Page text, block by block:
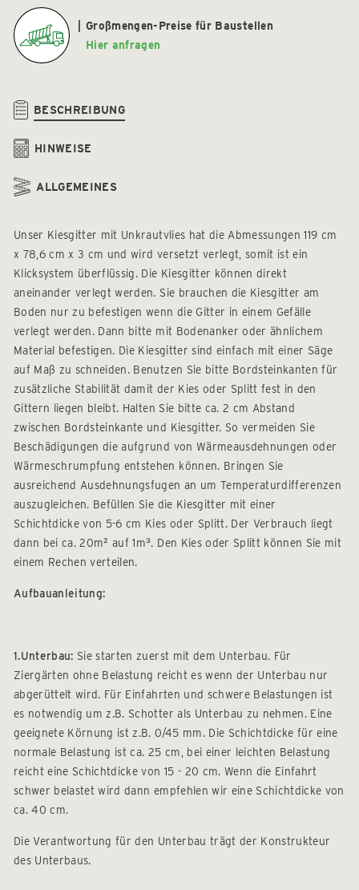
Großmengen-Preise für Baustellen
Hier anfragen
BESCHREIBUNG
HINWEISE
ALLGEMEINES
Unser Kiesgitter mit Unkrautvlies hat die Abmessungen 119 cm
x 78,6 cm x 3 cm und wird versetzt verlegt, somit ist ein
Klicksystem überflüssig. Die Kiesgitter können direkt
aneinander verlegt werden. Sie brauchen die Kiesgitter am
Boden nur zu befestigen wenn die Gitter in einem Gefälle
verlegt werden. Dann bitte mit Bodenanker oder ähnlichem
Material befestigen. Die Kiesgitter sind einfach mit einer Säge
auf Maß zu schneiden. Benutzen Sie bitte Bordsteinkanten für
zusätzliche Stabilität damit der Kies oder Splitt fest in den
Gittern liegen bleibt. Halten Sie bitte ca. 2 cm Abstand
zwischen Bordsteinkante und Kiesgitter. So vermeiden Sie
Beschädigungen die aufgrund von Wärmeausdehnungen oder
Wärmeschrumpfung entstehen können. Bringen Sie
ausreichend Ausdehnungsfugen an um Temperaturdifferenzen
auszugleichen. Befüllen Sie die Kiesgitter mit einer
Schichtdicke von 5-6 cm Kies oder Splitt. Der Verbrauch liegt
dann bei ca. 20m² auf 1m³. Den Kies oder Splitt können Sie mit
einem Rechen verteilen.
Aufbauanleitung:
1.Unterbau: Sie starten zuerst mit dem Unterbau. Für
Ziergärten ohne Belastung reicht es wenn der Unterbau nur
abgerüttelt wird. Für Einfahrten und schwere Belastungen ist
es notwendig um z.B. Schotter als Unterbau zu nehmen. Eine
geeignete Körnung ist z.B. 0/45 mm. Die Schichtdicke für eine
normale Belastung ist ca. 25 cm, bei einer leichten Belastung
reicht eine Schichtdicke von 15 - 20 cm. Wenn die Einfahrt
schwer belastet wird dann empfehlen wir eine Schichtdicke von
ca. 40 cm.
Die Verantwortung für den Unterbau trägt der Konstrukteur
des Unterbaus.